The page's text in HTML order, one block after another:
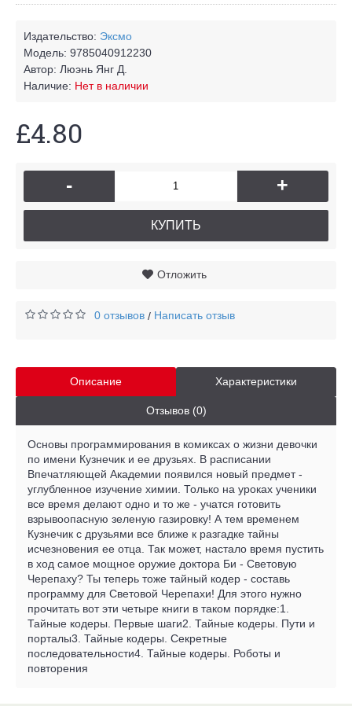
Издательство: Эксмо
Модель: 9785040912230
Автор: Люэнь Янг Д.
Наличие: Нет в наличии
£4.80
- +
КУПИТЬ
Отложить
0 отзывов / Написать отзыв
Описание Характеристики
Отзывов (0)
Основы программирования в комиксах о жизни девочки
по имени Кузнечик и ее друзьях. В расписании
Впечатляющей Академии появился новый предмет -
углубленное изучение химии. Только на уроках ученики
все время делают одно и то же - учатся готовить
взрывоопасную зеленую газировку! А тем временем
Кузнечик с друзьями все ближе к разгадке тайны
исчезновения ее отца. Так может, настало время пустить
в ход самое мощное оружие доктора Би - Световую
Черепаху? Ты теперь тоже тайный кодер - составь
программу для Световой Черепахи! Для этого нужно
прочитать вот эти четыре книги в таком порядке:1.
Тайные кодеры. Первые шаги2. Тайные кодеры. Пути и
порталы3. Тайные кодеры. Секретные
последовательности4. Тайные кодеры. Роботы и
повторения